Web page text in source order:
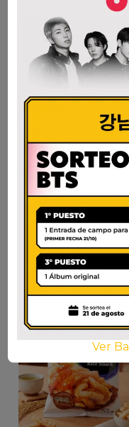
OH GRANOLA
14.700
AÑADIR AL CARRITO
Ver